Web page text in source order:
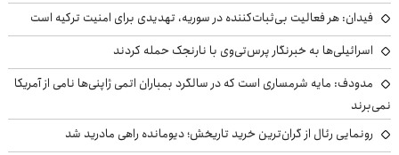
فیدان: هر فعالیت بی‌ثبات‌کننده در سوریه، تهدیدی برای امنیت ترکیه است
اسرائیلی‌ها به خبرنگار پرس‌تی‌وی با نارنجک حمله کردند
مدودف: مایه شرمساری است که در سالگرد بمباران اتمی ژاپنی‌ها نامی از آمریکا
نمی‌برند
رونمایی رئال از گران‌ترین خرید تاریخش؛ دیومانده راهی مادرید شد